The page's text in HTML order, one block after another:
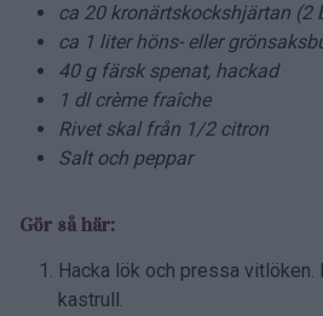
ca 20 kronärtskockshjärtan (2
ca 1 liter höns- eller
40 g färsk spenat, hackad
1 dl crème fraîche
Rivet skal från 1/2 citron
Salt och peppar
Gör så här:
Hacka lök och pressa vitlöken.
kastrull.